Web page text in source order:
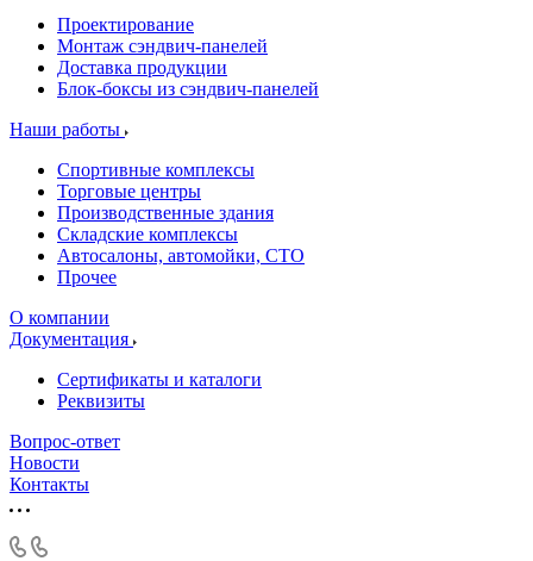
Проектирование
Монтаж сэндвич-панелей
Доставка продукции
Блок-боксы из сэндвич-панелей
Наши работы
Спортивные комплексы
Торговые центры
Производственные здания
Складские комплексы
Автосалоны, автомойки, СТО
Прочее
О компании
Документация
Сертификаты и каталоги
Реквизиты
Вопрос-ответ
Новости
Контакты